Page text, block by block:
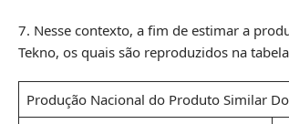
7. Nesse contexto, a fim de estimar a
Tekno, os quais são reproduzidos na
Produção Nacional do Produto Similar